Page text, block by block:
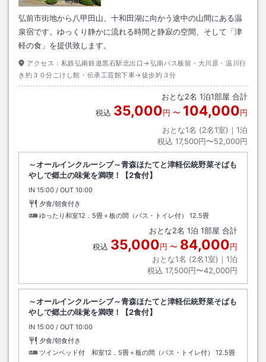
弘前市街地から八甲田山、十和田湖に向かう途中の山間にある温
泉宿です。ゆっくり静かに流れる時間と静寂の空間、そして「津
軽の食」を提供致します。
アクセス： 私鉄弘南鉄道黒石駅北出口→弘南バス板留・大川原・温川行
き約３０分こけし館・伝承工芸館下車→徒歩約３分
おとな2名 1泊1部屋 合計
税込 35,000円 〜 104,000円
おとな1名 (2名1室)｜ 1泊
税込 17,500円〜52,000円
～オールインクルーシブ～青森ほたてと津軽伝統野菜そばも
やしで郷土の味覚を満喫！【2食付】
IN チェックイン
15:00 / OUT チェックアウト
10:00
夕食/朝食付き
ゆったり和室12．5畳＋板の間（バス・トイレ付）
12.5畳
おとな2名 1泊 1部屋 合計
税込 35,000円 〜 84,000円
おとな1名 (2名1室)｜ 1泊
税込 17,500円〜42,000円
～オールインクルーシブ～青森ほたてと津軽伝統野菜そばも
やしで郷土の味覚を満喫！【2食付】
IN チェックイン
15:00 / OUT チェックアウト
10:00
夕食/朝食付き
ツインベッド付 和室12．5畳＋板の間（バス・トイレ付）
12.5畳